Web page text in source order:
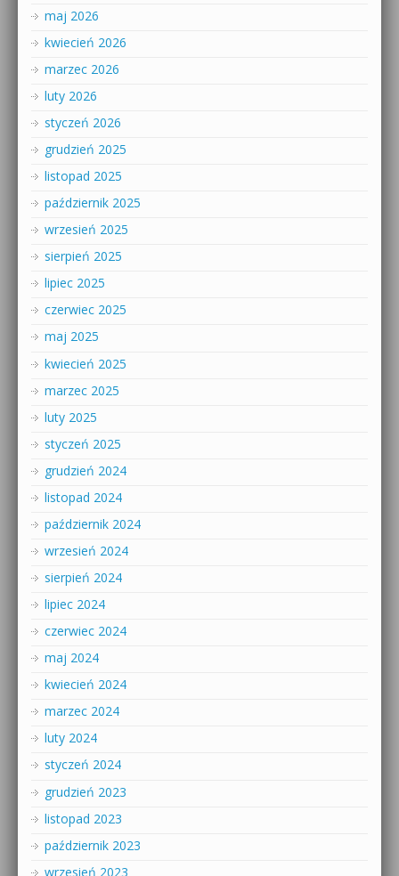
maj 2026
kwiecień 2026
marzec 2026
luty 2026
styczeń 2026
grudzień 2025
listopad 2025
październik 2025
wrzesień 2025
sierpień 2025
lipiec 2025
czerwiec 2025
maj 2025
kwiecień 2025
marzec 2025
luty 2025
styczeń 2025
grudzień 2024
listopad 2024
październik 2024
wrzesień 2024
sierpień 2024
lipiec 2024
czerwiec 2024
maj 2024
kwiecień 2024
marzec 2024
luty 2024
styczeń 2024
grudzień 2023
listopad 2023
październik 2023
wrzesień 2023